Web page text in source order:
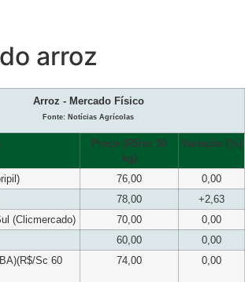
arroz
Arroz - Mercado Físico
Fonte: Notícias Agrícolas
Preço (R$/sc 50
kg)
Variação (%)
76,00
0,00
78,00
+2,63
(Clicmercado)
70,00
0,00
60,00
0,00
Sc 60
74,00 0,00